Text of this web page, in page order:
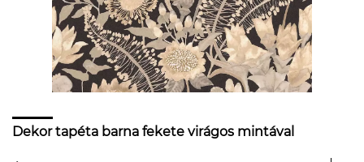
Dekor tapéta barna fekete virágos mintával